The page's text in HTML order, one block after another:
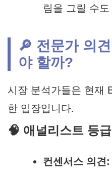
림을 그릴 수
🔎 전문가 의
야 할까?
시장 분석가들은 현재
한 입장입니다.
🧠 애널리스트 등
컨센서스 의견: